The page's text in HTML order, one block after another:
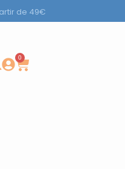
de 49€
0
Carrito